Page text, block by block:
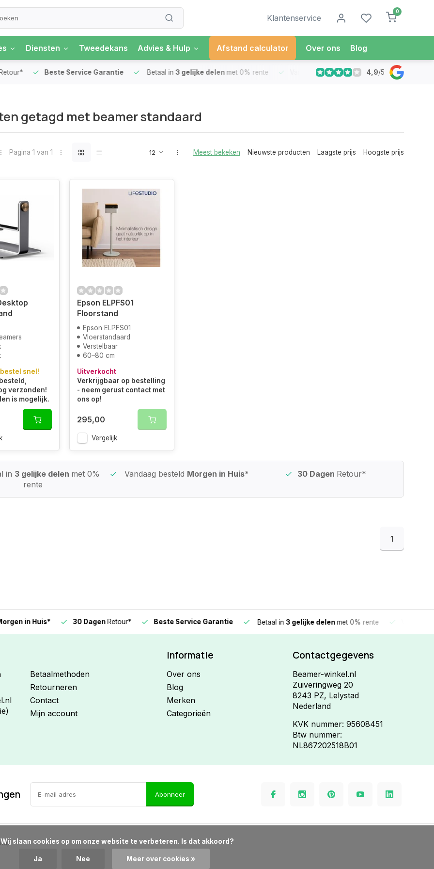
Klantenservice
0
Diensten Tweedekans Advies & Hulp Afstand calculator Over ons Blog
Beste Service Garantie Betaal in 3 gelijke delen met 0% rente Vandaag besteldMorgen in Huis*
4,9/5
getagd met beamer standaard
Pagina 1 van 1 Meest bekeken Nieuwste producten Laagste prijs Hoogste prijs
bestel snel!
verzonden!
is mogelijk.
Epson ELPFS01
Floorstand
Epson ELPFS01
Vloerstandaard
Verstelbaar
60–80 cm
Uitverkocht
Verkrijgbaar op bestelling
- neem gerust contact met
ons op!
295,00
Vergelijk
in 3 gelijke delen met 0%
rente
Vandaag besteld Morgen in Huis* 30 Dagen Retour*
1
in Huis* 30 DagenRetour* Beste Service Garantie Betaal in3 gelijke delenmet 0% rente Vandaag
Betaalmethoden
Retourneren
Contact
Mijn account
Informatie
Over ons
Blog
Merken
Categorieën
Contactgegevens
Beamer-winkel.nl
Zuiveringweg 20
8243 PZ, Lelystad
Nederland
KVK nummer: 95608451
Btw nummer:
NL867202518B01
Abonneer
Ja Nee Meer over cookies »